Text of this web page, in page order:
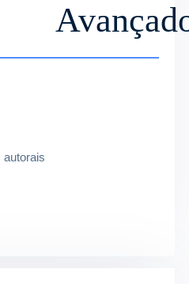
autorais